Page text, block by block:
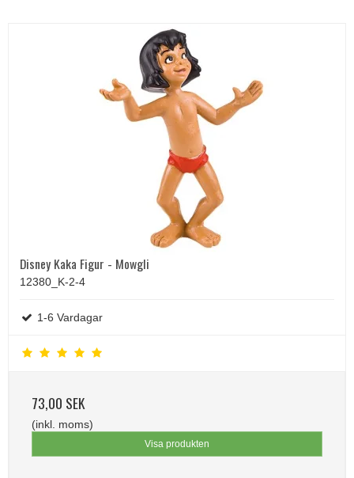
Disney Kaka Figur - Mowgli
12380_K-2-4
1-6 Vardagar
73,00 SEK
(inkl. moms)
Visa produkten